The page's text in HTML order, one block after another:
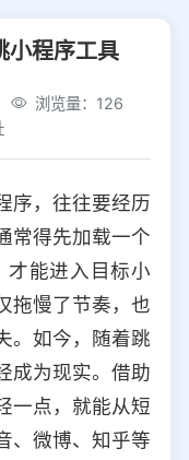
小程序工具
浏览量：126
序，往往要经历
常得先加载一个
才能进入目标小
拖慢了节奏，也
。如今，随着跳
成为现实。借助
一点，就能从短
、微博、知乎等